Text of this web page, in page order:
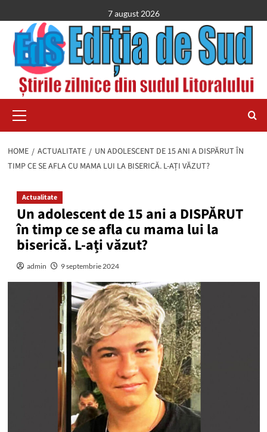
to
content
7 august 2026
Menu
HOME ACTUALITATE
UN ADOLESCENT DE 15 ANI A DISPĂRUT ÎN
TIMP CE SE AFLA CU MAMA LUI LA BISERICĂ. L-AȚI VĂZUT?
Actualitate
Un adolescent de 15 ani a DISPĂRUT
în timp ce se afla cu mama lui la
biserică. L-ați văzut?
admin 9 septembrie 2024